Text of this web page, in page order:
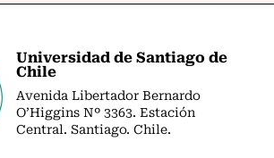
Universidad de Santiago de
Chile
Avenida Libertador Bernardo
O’Higgins Nº 3363. Estación
Central. Santiago. Chile.